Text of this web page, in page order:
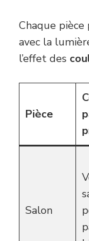
Chaque
avec la
l’effet des
Pièce
Salon